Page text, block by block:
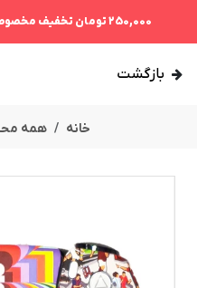
250,000 تومان تخفیف
بازگشت
خانه همه